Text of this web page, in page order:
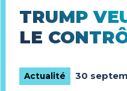
TRUMP
LE
Actualité 30